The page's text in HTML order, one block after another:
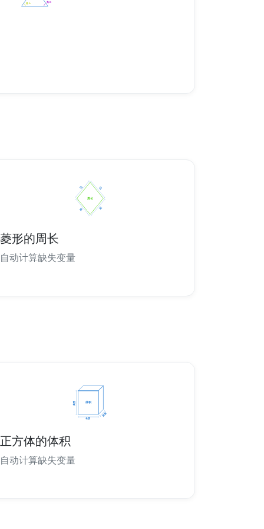
菱形的周长
自动计算缺失变量
正方体的体积
自动计算缺失变量